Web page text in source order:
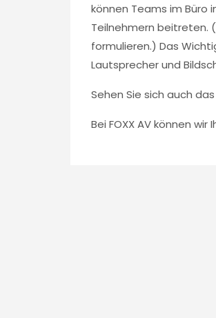
können Teams im Büro
Teilnehmern beitreten.
formulieren.) Das
Lautsprecher und
Sehen Sie sich auch das
Bei FOXX AV können